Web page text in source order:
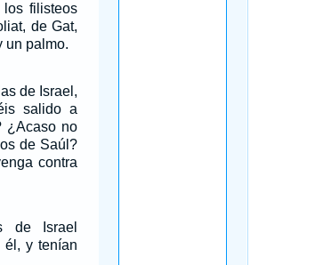
filisteos
de Gat,
un palmo.
de Israel,
salido a
¿Acaso no
de Saúl?
contra
de Israel
él, y tenían